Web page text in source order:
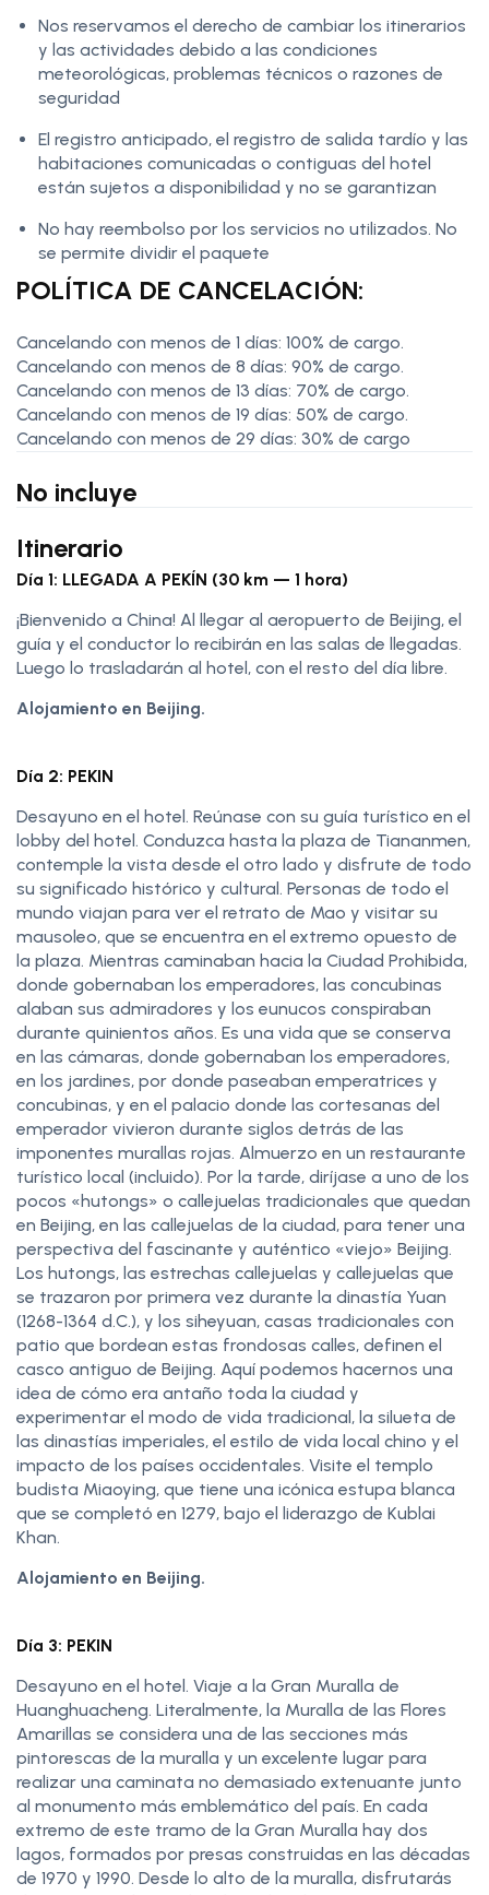
Nos reservamos el derecho de cambiar los itinerarios
y las actividades debido a las condiciones
meteorológicas, problemas técnicos o razones de
seguridad
El registro anticipado, el registro de salida tardío y las
habitaciones comunicadas o contiguas del hotel
están sujetos a disponibilidad y no se garantizan
No hay reembolso por los servicios no utilizados. No
se permite dividir el paquete
POLÍTICA DE CANCELACIÓN:
Cancelando con menos de 1 días: 100% de cargo.
Cancelando con menos de 8 días: 90% de cargo.
Cancelando con menos de 13 días: 70% de cargo.
Cancelando con menos de 19 días: 50% de cargo.
Cancelando con menos de 29 días: 30% de cargo
No incluye
Itinerario
Día 1: LLEGADA A PEKÍN (30 km — 1 hora)
¡Bienvenido a China! Al llegar al aeropuerto de Beijing, el
guía y el conductor lo recibirán en las salas de llegadas.
Luego lo trasladarán al hotel, con el resto del día libre.
Alojamiento en Beijing.
Día 2: PEKIN
Desayuno en el hotel. Reúnase con su guía turístico en el
lobby del hotel. Conduzca hasta la plaza de Tiananmen,
contemple la vista desde el otro lado y disfrute de todo
su significado histórico y cultural. Personas de todo el
mundo viajan para ver el retrato de Mao y visitar su
mausoleo, que se encuentra en el extremo opuesto de
la plaza. Mientras caminaban hacia la Ciudad Prohibida,
donde gobernaban los emperadores, las concubinas
alaban sus admiradores y los eunucos conspiraban
durante quinientos años. Es una vida que se conserva
en las cámaras, donde gobernaban los emperadores,
en los jardines, por donde paseaban emperatrices y
concubinas, y en el palacio donde las cortesanas del
emperador vivieron durante siglos detrás de las
imponentes murallas rojas. Almuerzo en un restaurante
turístico local (incluido). Por la tarde, diríjase a uno de los
pocos «hutongs» o callejuelas tradicionales que quedan
en Beijing, en las callejuelas de la ciudad, para tener una
perspectiva del fascinante y auténtico «viejo» Beijing.
Los hutongs, las estrechas callejuelas y callejuelas que
se trazaron por primera vez durante la dinastía Yuan
(1268-1364 d.C.), y los siheyuan, casas tradicionales con
patio que bordean estas frondosas calles, definen el
casco antiguo de Beijing. Aquí podemos hacernos una
idea de cómo era antaño toda la ciudad y
experimentar el modo de vida tradicional, la silueta de
las dinastías imperiales, el estilo de vida local chino y el
impacto de los países occidentales. Visite el templo
budista Miaoying, que tiene una icónica estupa blanca
que se completó en 1279, bajo el liderazgo de Kublai
Khan.
Alojamiento en Beijing.
Día 3: PEKIN
Desayuno en el hotel. Viaje a la Gran Muralla de
Huanghuacheng. Literalmente, la Muralla de las Flores
Amarillas se considera una de las secciones más
pintorescas de la muralla y un excelente lugar para
realizar una caminata no demasiado extenuante junto
al monumento más emblemático del país. En cada
extremo de este tramo de la Gran Muralla hay dos
lagos, formados por presas construidas en las décadas
de 1970 y 1990. Desde lo alto de la muralla, disfrutarás